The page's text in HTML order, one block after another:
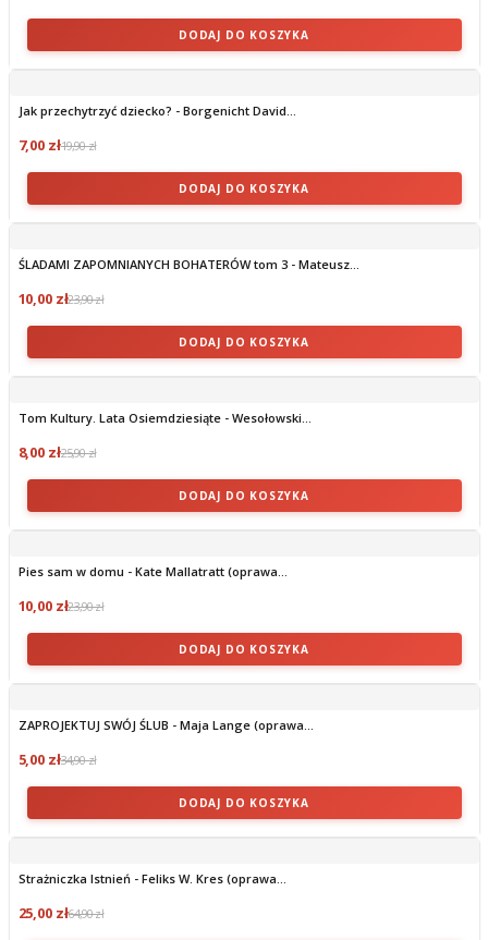
DODAJ DO KOSZYKA
Jak przechytrzyć dziecko? - Borgenicht David...
7,00 zł19,90 zł
DODAJ DO KOSZYKA
ŚLADAMI ZAPOMNIANYCH BOHATERÓW tom 3 - Mateusz...
10,00 zł23,90 zł
DODAJ DO KOSZYKA
Tom Kultury. Lata Osiemdziesiąte - Wesołowski...
8,00 zł25,90 zł
DODAJ DO KOSZYKA
Pies sam w domu - Kate Mallatratt (oprawa...
10,00 zł23,90 zł
DODAJ DO KOSZYKA
ZAPROJEKTUJ SWÓJ ŚLUB - Maja Lange (oprawa...
5,00 zł34,90 zł
DODAJ DO KOSZYKA
Strażniczka Istnień - Feliks W. Kres (oprawa...
25,00 zł64,90 zł